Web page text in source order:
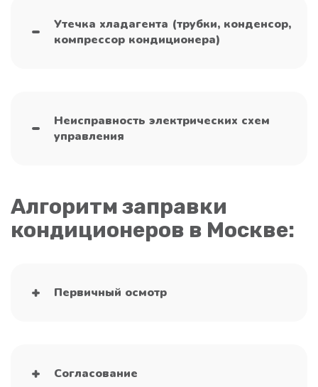
Утечка хладагента (трубки, конденсор,
компрессор кондиционера)
Неисправность электрических схем
управления
Алгоритм заправки
кондиционеров в Москве:
Первичный осмотр
Согласование